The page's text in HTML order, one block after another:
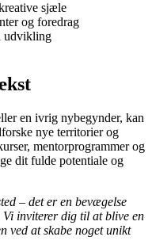
sjæle
og foredrag
udvikling
en ivrig nybegynder, kan
nye territorier og
mentorprogrammer og
dit fulde potentiale og
– det er en bevægelse
Vi inviterer dig til at blive en
ved at skabe noget unikt